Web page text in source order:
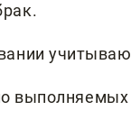
выполняемых